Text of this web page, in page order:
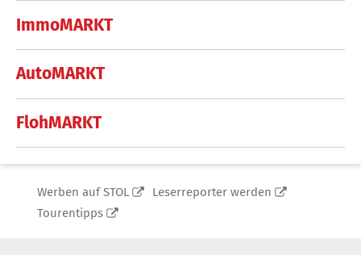
ImmoMARKT
AutoMARKT
FlohMARKT
Werben auf STOL
Leserreporter werden
Tourentipps